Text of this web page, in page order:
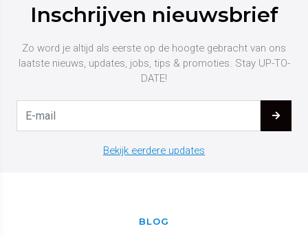
Inschrijven nieuwsbrief
Zo word je altijd als eerste op de hoogte gebracht van ons
laatste nieuws, updates, jobs, tips & promoties. Stay UP-TO-
DATE!
Bekijk eerdere updates
BLOG